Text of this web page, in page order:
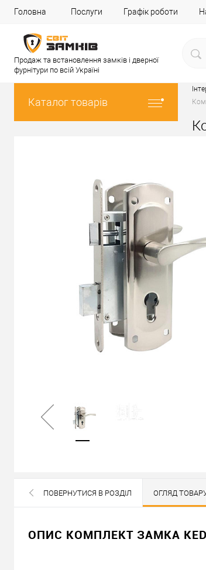
Головна Послуги Графік роботи
Продаж та встановлення замків і дверної
фурнітури по всій Україні
Каталог товарів
В наявності
823грн.
ПОВЕРНУТИСЯ В РОЗДІЛ ОГЛЯД
ОПИС КОМПЛЕКТ ЗАМКА